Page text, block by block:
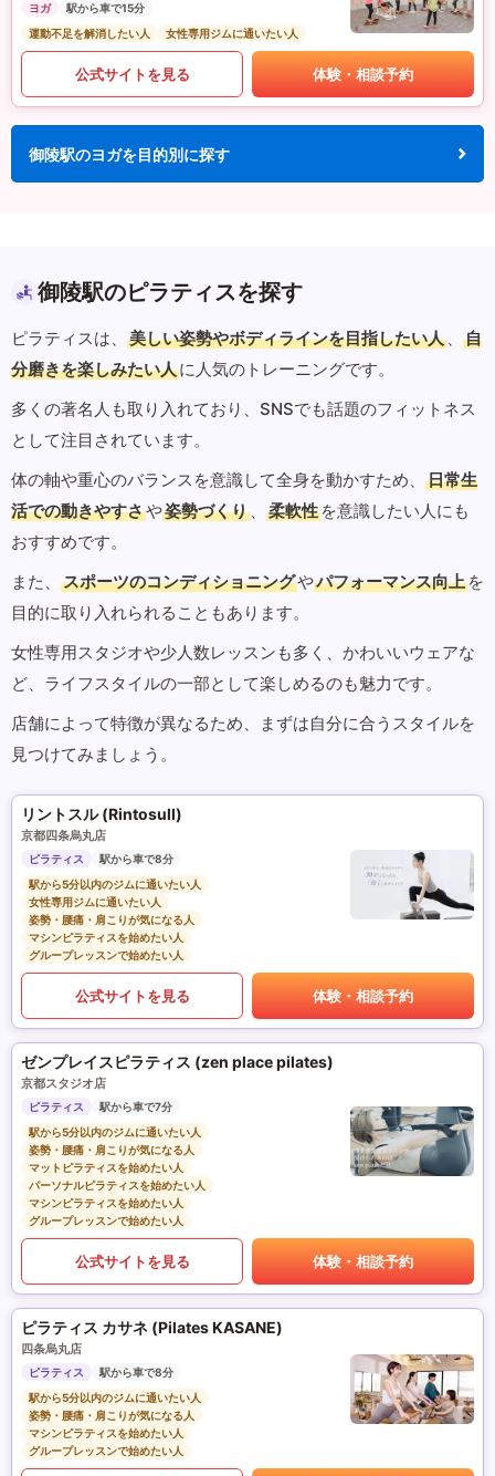
ヨガ
駅から車で15分
運動不足を解消したい人
女性専用ジムに通いたい人
公式サイトを見る 体験・相談予約
御陵駅のヨガを目的別に探す
御陵駅のピラティスを探す
ピラティスは、 美しい姿勢やボディラインを目指したい人 、
自
分磨きを楽しみたい人に人気のトレーニングです。
多くの著名人も取り入れており、SNSでも話題のフィットネス
として注目されています。
体の軸や重心のバランスを意識して全身を動かすため、
日常生
活での動きやすさや姿勢づくり 、 柔軟性 を意識したい人にも
おすすめです。
また、
スポーツのコンディショニングやパフォーマンス向上 を
目的に取り入れられることもあります。
女性専用スタジオや少人数レッスンも多く、かわいいウェアな
ど、ライフスタイルの一部として楽しめるのも魅力です。
店舗によって特徴が異なるため、まずは自分に合うスタイルを
見つけてみましょう。
リントスル (Rintosull)
京都四条烏丸店
ピラティス
駅から車で8分
駅から5分以内のジムに通いたい人
女性専用ジムに通いたい人
姿勢・腰痛・肩こりが気になる人
マシンピラティスを始めたい人
グループレッスンで始めたい人
公式サイトを見る 体験・相談予約
ゼンプレイスピラティス (zen place pilates)
京都スタジオ店
ピラティス
駅から車で7分
駅から5分以内のジムに通いたい人
姿勢・腰痛・肩こりが気になる人
マットピラティスを始めたい人
パーソナルピラティスを始めたい人
マシンピラティスを始めたい人
グループレッスンで始めたい人
公式サイトを見る 体験・相談予約
ピラティス カサネ (Pilates KASANE)
四条烏丸店
ピラティス
駅から車で8分
駅から5分以内のジムに通いたい人
姿勢・腰痛・肩こりが気になる人
マシンピラティスを始めたい人
グループレッスンで始めたい人